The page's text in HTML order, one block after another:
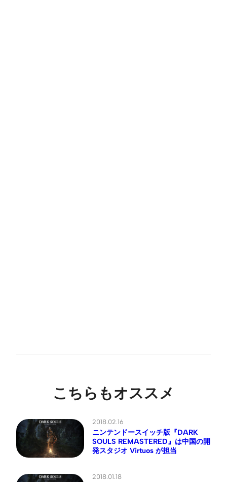
こちらもオススメ
2018.02.16
ニンテンドースイッチ版『DARK
SOULS REMASTERED』は中国の開
発スタジオ Virtuos が担当
2018.01.18